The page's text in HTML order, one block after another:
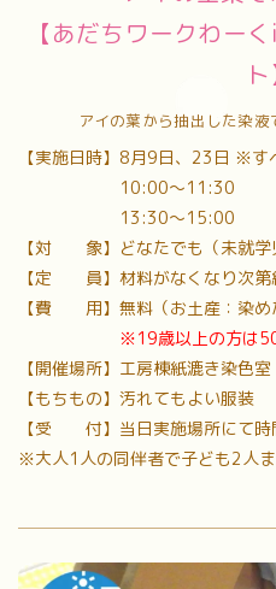
【あだちワークわー
ト
アイの葉から抽出した染液
【実施日時】8月9日、23日 ※す
10:00〜11:30
13:30～15:00
【対 象】どなたでも（未就学
【定 員】材料がなくなり次第
【費 用】無料（お土産：染め
※19歳以上の方は
【開催場所】工房棟紙漉き染色室
【もちもの】汚れてもよい服装
【受 付】当日実施場所にて時
※大人1人の同伴者で子ども2人